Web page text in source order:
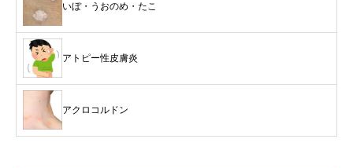
いぼ・うおのめ・たこ
アトピー性皮膚炎
アクロコルドン